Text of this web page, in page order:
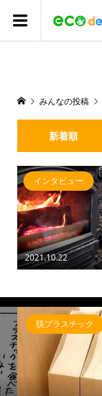
みんなの投稿
新着順
2021.10.22
インタビュー
脱プラスチック